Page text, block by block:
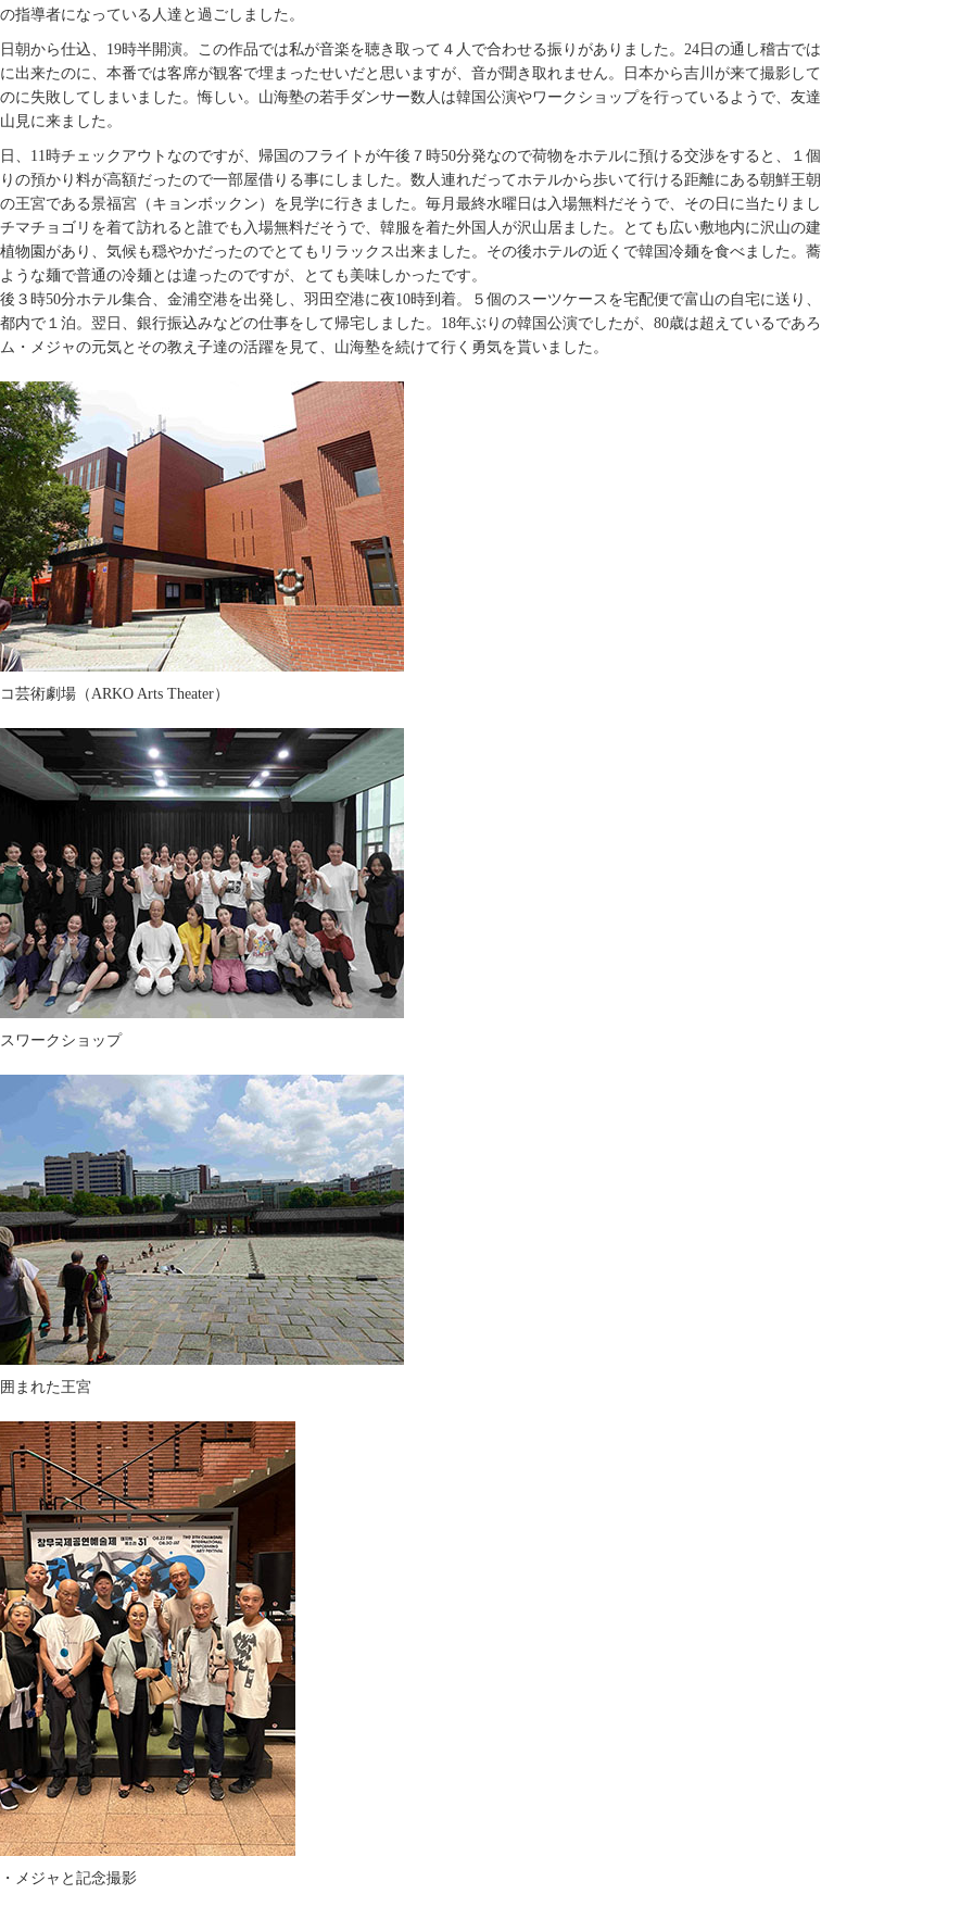
指導者になっている人達と過ごしました。
朝から仕込、19時半開演。この作品では私が音楽を聴き取って４人で合わせる振りがありました。24日の通し稽古では
出来たのに、本番では客席が観客で埋まったせいだと思いますが、音が聞き取れません。日本から吉川が来て撮影して
に失敗してしまいました。悔しい。山海塾の若手ダンサー数人は韓国公演やワークショップを行っているようで、友達
見に来ました。
、11時チェックアウトなのですが、帰国のフライトが午後７時50分発なので荷物をホテルに預ける交渉をすると、１個
の預かり料が高額だったので一部屋借りる事にしました。数人連れだってホテルから歩いて行ける距離にある朝鮮王朝
王宮である景福宮（キョンボックン）を見学に行きました。毎月最終水曜日は入場無料だそうで、その日に当たりまし
マチョゴリを着て訪れると誰でも入場無料だそうで、韓服を着た外国人が沢山居ました。とても広い敷地内に沢山の建
物園があり、気候も穏やかだったのでとてもリラックス出来ました。その後ホテルの近くで韓国冷麺を食べました。蕎
うな麺で普通の冷麺とは違ったのですが、とても美味しかったです。
３時50分ホテル集合、金浦空港を出発し、羽田空港に夜10時到着。５個のスーツケースを宅配便で富山の自宅に送り、
内で１泊。翌日、銀行振込みなどの仕事をして帰宅しました。18年ぶりの韓国公演でしたが、80歳は超えているであろ
・メジャの元気とその教え子達の活躍を見て、山海塾を続けて行く勇気を貰いました。
芸術劇場（ARKO Arts Theater）
ワークショップ
まれた王宮
メジャと記念撮影